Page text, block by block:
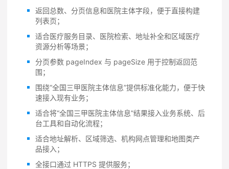
返回总数、分页信息和医院主体字段，便于直接构建
列表页；
适合医疗服务目录、医院检索、地址补全和区域医疗
资源分析等场景；
分页参数 pageIndex 与 pageSize 用于控制返回范
围；
围绕“全国三甲医院主体信息”提供标准化能力，便于快
速接入现有业务；
适合将“全国三甲医院主体信息”结果接入业务系统、后
台工具和自动化流程；
适合地址解析、区域筛选、机构网点管理和地图类产
品接入；
全接口通过 HTTPS 提供服务；